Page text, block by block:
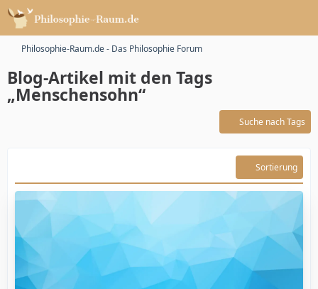
Philosophie-Raum.de - Das Philosophie Forum
Blog-Artikel mit den Tags
„Menschensohn“
Suche nach Tags
Sortierung